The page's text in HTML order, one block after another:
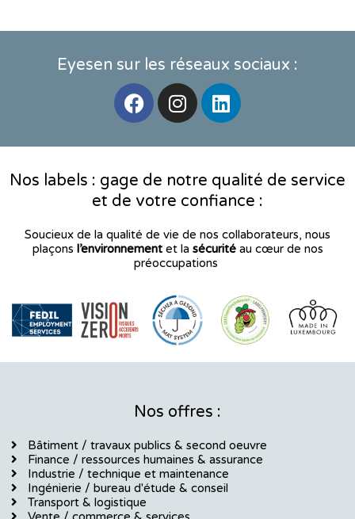
Eyesen sur les réseaux sociaux :
F
a
e
b
o
o
k
I
n
t
a
g
r
a
m
L
i
k
e
d
i
n
Nos labels : gage de notre qualité de service
et de votre confiance :
Soucieux de la qualité de vie de nos collaborateurs, nous
plaçons l’environnement et la sécuritéau cœur de nos
préoccupations
Nos offres :
Bâtiment / travaux publics & second oeuvre
Finance / ressources humaines & assurance
Industrie / technique et maintenance
Ingénierie / bureau d'étude & conseil
Transport & logistique